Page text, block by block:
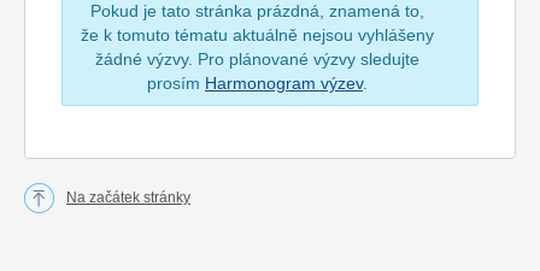
Pokud je tato stránka prázdná, znamená to,
že k tomuto tématu aktuálně nejsou vyhlášeny
žádné výzvy. Pro plánované výzvy sledujte
prosím Harmonogram výzev.
Na začátek stránky